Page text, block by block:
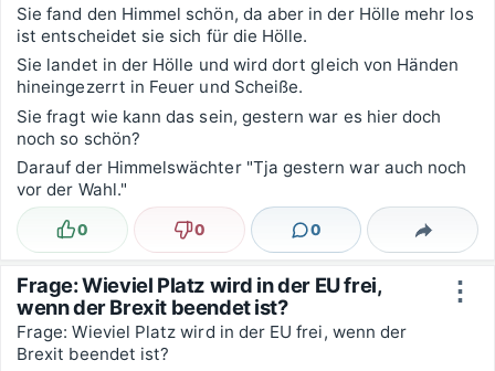
Sie fand den Himmel schön, da aber in der Hölle mehr los
ist entscheidet sie sich für die Hölle.
Sie landet in der Hölle und wird dort gleich von Händen
hineingezerrt in Feuer und Scheiße.
Sie fragt wie kann das sein, gestern war es hier doch
noch so schön?
Darauf der Himmelswächter "Tja gestern war auch noch
vor der Wahl."
Lustig
0 Nicht lustig
0 0
Kommentare Teilen
⋮
Frage: Wieviel Platz wird in der EU frei,
wenn der Brexit beendet ist?
Frage: Wieviel Platz wird in der EU frei, wenn der
Brexit beendet ist?